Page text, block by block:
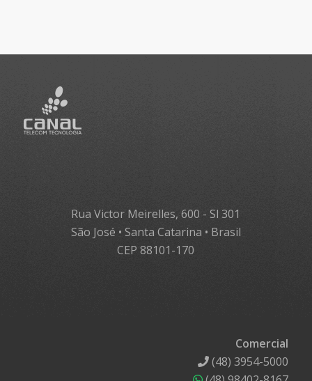
Rua Victor Meirelles, 600 - Sl 301
São José • Santa Catarina • Brasil
CEP 88101-170
Comercial
(48) 3954-5000